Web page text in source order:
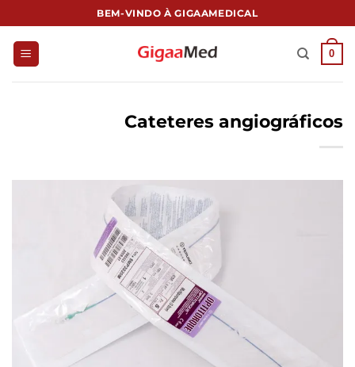
到
BEM-VINDO À GIGAAMEDICAL
0
Cateteres angiográficos